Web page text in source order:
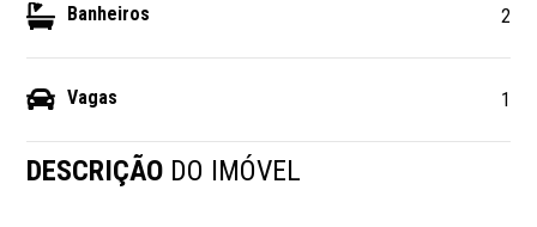
Banheiros 2
Vagas 1
DESCRIÇÃO DO IMÓVEL